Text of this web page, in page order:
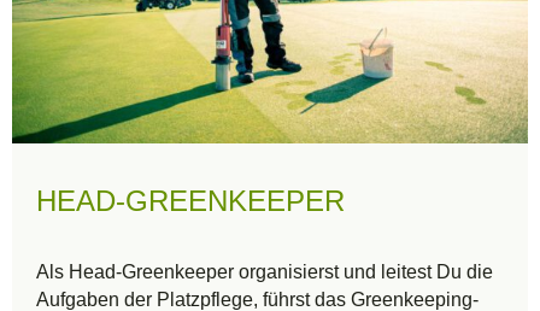
HEAD-GREENKEEPER
Als Head-Greenkeeper organisierst und leitest Du die
Aufgaben der Platzpflege, führst das Greenkeeping-